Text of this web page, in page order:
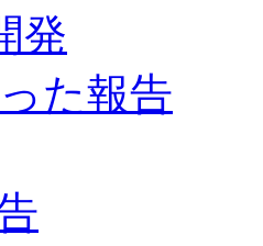
発
た報告